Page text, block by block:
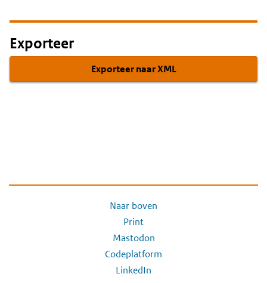
Exporteer
Exporteer naar XML
Naar boven
Print
Mastodon
Codeplatform
LinkedIn